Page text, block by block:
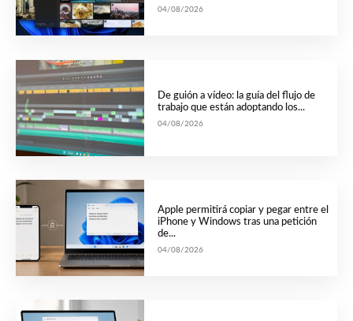
04/08/2026
De guión a vídeo: la guía del flujo de
trabajo que están adoptando los...
04/08/2026
Apple permitirá copiar y pegar entre el
iPhone y Windows tras una petición
de...
04/08/2026